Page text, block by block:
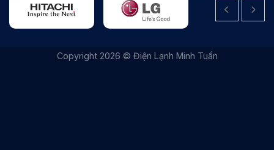
Copyright 2026 © Điện Lạnh Minh Tuấn